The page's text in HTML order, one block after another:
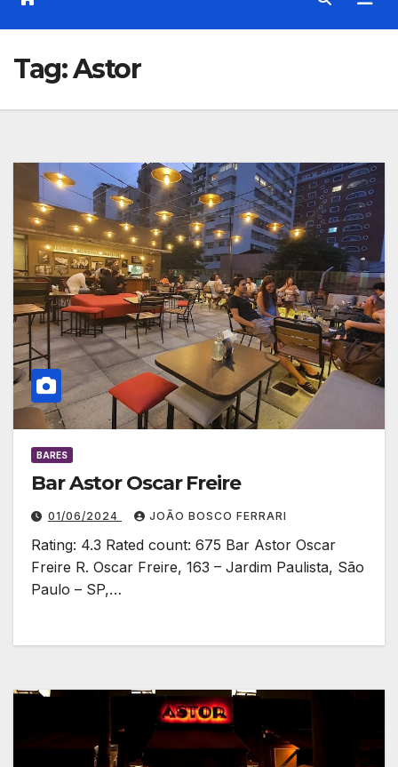
Tag:Astor
BARES
Bar Astor Oscar Freire
01/06/2024 JOÃO BOSCO FERRARI
Rating: 4.3 Rated count: 675 Bar Astor Oscar
Freire R. Oscar Freire, 163 – Jardim Paulista, São
Paulo – SP,…